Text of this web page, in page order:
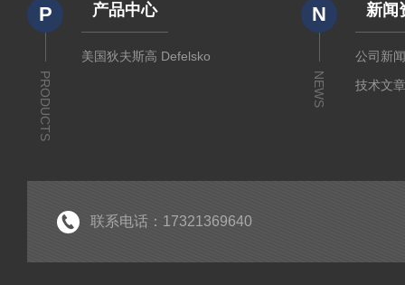
P
PRODUCTS
产品中心
美国狄夫斯高 Defelsko
N
NEWS
新闻
公司新
技术文
联系电话：17321369640